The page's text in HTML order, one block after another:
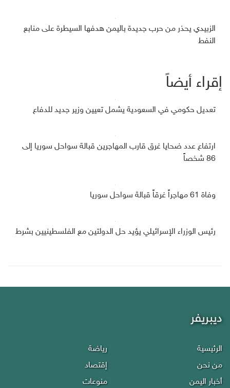
الزبيدي يحذر من حرب جديدة باليمن هدفها السيطرة على منابع
النفط
إقراء أيضاً
تعديل حكومي في السعودية يشمل تعيين وزير جديد للدفاع
ارتفاع عدد ضحايا غرق قارب المهاجرين قبالة سواحل سوريا إلى
86 شخصاً
وفاة 61 مهاجراً غرقاً قبالة سواحل سوريا
رئيس الوزراء الإسرائيلي يؤيد حل الدولتين مع الفلسطينيين بشرط
ديبريفر
الرئيسية
من نحن
أخبار اليمن
رياضة
إقتصاد
منوعات